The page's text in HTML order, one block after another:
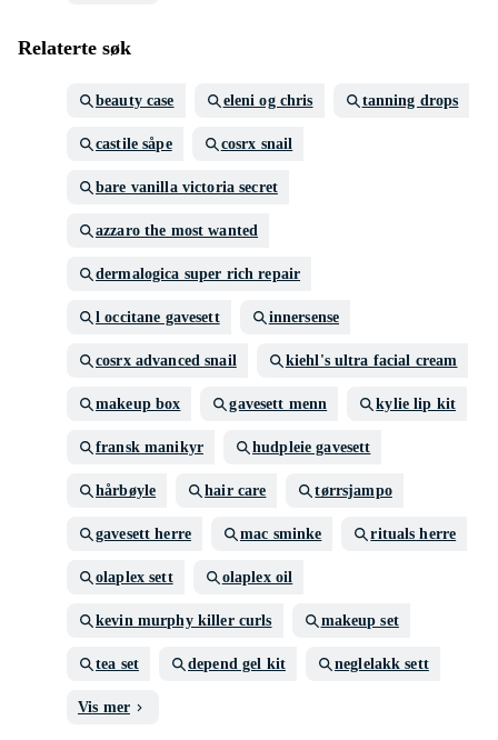
Relaterte søk
beauty case eleni og chris tanning drops
castile såpe cosrx snail
bare vanilla victoria secret
azzaro the most wanted
dermalogica super rich repair
l occitane gavesett innersense
cosrx advanced snail kiehl's ultra facial cream
makeup box gavesett menn kylie lip kit
fransk manikyr hudpleie gavesett
hårbøyle hair care tørrsjampo
gavesett herre mac sminke rituals herre
olaplex sett olaplex oil
kevin murphy killer curls makeup set
tea set depend gel kit neglelakk sett
Vis mer